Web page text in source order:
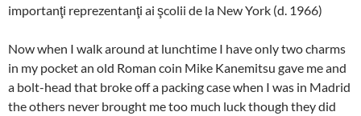
importanţi reprezentanţi ai şcolii de la New York (d. 1966)
Now when I walk around at lunchtime I have only two charms
in my pocket an old Roman coin Mike Kanemitsu gave me and
a bolt-head that broke off a packing case when I was in Madrid
the others never brought me too much luck though they did